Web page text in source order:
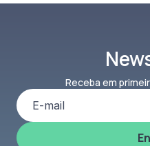
Receba em